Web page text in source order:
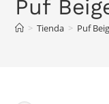
Puf
> Tienda > Puf